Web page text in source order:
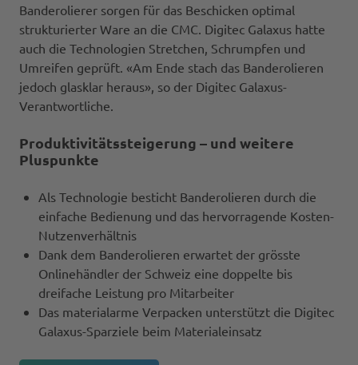
Banderolierer sorgen für das Beschicken optimal
strukturierter Ware an die CMC. Digitec Galaxus hatte
auch die Technologien Stretchen, Schrumpfen und
Umreifen geprüft. «Am Ende stach das Banderolieren
jedoch glasklar heraus», so der Digitec Galaxus-
Verantwortliche.
Produktivitätssteigerung – und weitere
Pluspunkte
Als Technologie besticht Banderolieren durch die
einfache Bedienung und das hervorragende Kosten-
Nutzenverhältnis
Dank dem Banderolieren erwartet der grösste
Onlinehändler der Schweiz eine doppelte bis
dreifache Leistung pro Mitarbeiter
Das materialarme Verpacken unterstützt die Digitec
Galaxus-Sparziele beim Materialeinsatz